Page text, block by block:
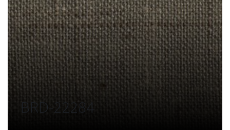
BRD-22284